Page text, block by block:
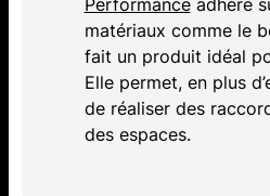
Performanceadhère
matériaux comme le
fait un produit idéal
Elle permet, en plus
de réaliser des
des espaces.